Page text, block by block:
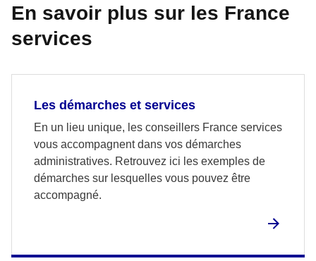
En savoir plus sur les France
services
Les démarches et services
En un lieu unique, les conseillers France services
vous accompagnent dans vos démarches
administratives. Retrouvez ici les exemples de
démarches sur lesquelles vous pouvez être
accompagné.